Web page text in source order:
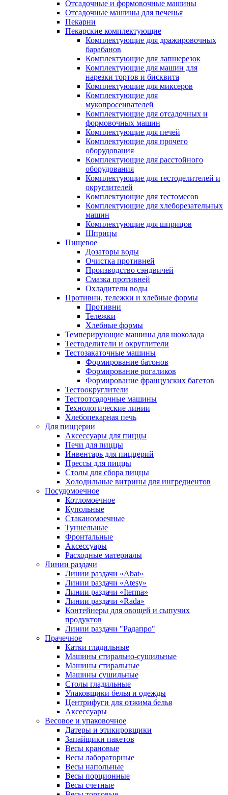
Отсадочные и формовочные машины
Отсадочные машины для печенья
Пекарни
Пекарские комплектующие
Комплектующие для дражировочных
барабанов
Комплектующие для лапшерезок
Комплектующие для машин для
нарезки тортов и бисквита
Комплектующие для миксеров
Комплектующие для
мукопросеивателей
Комплектующие для отсадочных и
формовочных машин
Комплектующие для печей
Комплектующие для прочего
оборудования
Комплектующие для расстойного
оборудования
Комплектующие для тестоделителей и
округлителей
Комплектующие для тестомесов
Комплектующие для хлеборезательных
машин
Комплектующие для шприцов
Шприцы
Пищевое
Дозаторы воды
Очистка противней
Производство сэндвичей
Смазка противней
Охладители воды
Противни, тележки и хлебные формы
Противни
Тележки
Хлебные формы
Темперирующие машины для шоколада
Тестоделители и округлители
Тестозакаточные машины
Формирование батонов
Формирование рогаликов
Формирование французских багетов
Тестоокруглители
Тестоотсадочные машины
Технологические линии
Хлебопекарная печь
Для пиццерии
Аксессуары для пиццы
Печи для пиццы
Инвентарь для пиццерий
Прессы для пиццы
Столы для сбора пиццы
Холодильные витрины для ингредиентов
Посудомоечное
Котломоечное
Купольные
Стаканомоечные
Туннельные
Фронтальные
Аксессуары
Расходные материалы
Линии раздачи
Линии раздачи «Abat»
Линии раздачи «Atesy»
Линии раздачи «Iterma»
Линии раздачи «Rada»
Контейнеры для овощей и сыпучих
продуктов
Линии раздачи "Радапро"
Прачечное
Катки гладильные
Машины стирально-сушильные
Машины стиральные
Машины сушильные
Столы гладильные
Упаковщики белья и одежды
Центрифуги для отжима белья
Аксессуары
Весовое и упаковочное
Датеры и этикировщики
Запайщики пакетов
Весы крановые
Весы лабораторные
Весы напольные
Весы порционные
Весы счетные